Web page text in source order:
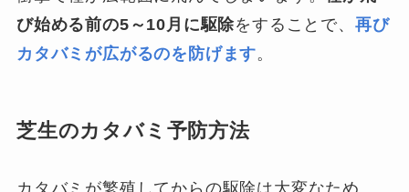
び始める前の5～10月に駆除をすることで、 再び
カタバミが広がるのを防げます。
芝生のカタバミ予防方法